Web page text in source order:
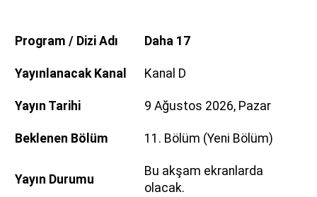
Program / Dizi Adı Daha 17
Yayınlanacak Kanal Kanal D
Yayın Tarihi 9 Ağustos 2026, Pazar
Beklenen Bölüm 11. Bölüm (Yeni Bölüm)
Yayın Durumu
Bu akşam ekranlarda
olacak.